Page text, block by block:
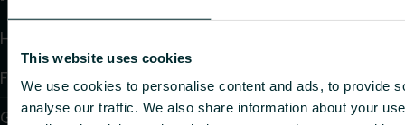
This website uses cookies
We use cookies to personalise content and ads, to provide
analyse our traffic. We also share information about your
Heizkörper
Fußbodenheizung und -kühlung
Gebläsekonvektoren